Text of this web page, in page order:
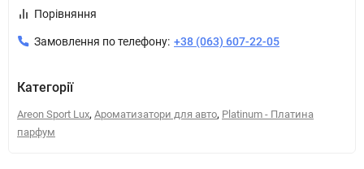
Порівняння
Замовлення по телефону: +38 (063) 607-22-05
Категорії
Areon Sport Lux, Ароматизатори для авто, Platinum - Платина
парфум